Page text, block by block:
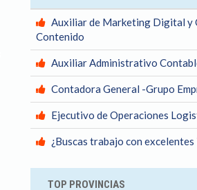
Auxiliar de Marketing Digital y
Contenido
Auxiliar Administrativo
Contadora General -Grupo
Ejecutivo de Operaciones
¿Buscas trabajo con
TOP PROVINCIAS